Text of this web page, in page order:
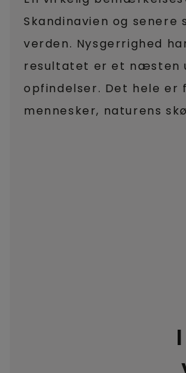
Skandinavien og senere
verden. Nysgerrighed
resultatet er et næsten
opfindelser. Det hele
mennesker, naturens